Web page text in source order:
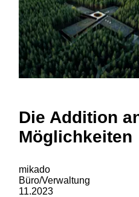
Die Addition
Möglichkeiten
mikado
Büro/Verwaltung
11.2023